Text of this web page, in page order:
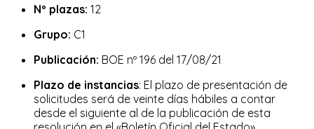
Nº plazas: 12
Grupo: C1
Publicación: BOE nº 196 del 17/08/21
Plazo de instancias: El plazo de presentación de
solicitudes será de veinte días hábiles a contar
desde el siguiente al de la publicación de esta